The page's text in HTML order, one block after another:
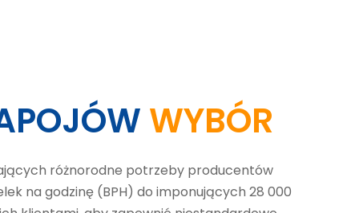
WYBÓR
różnorodne potrzeby producentów
na godzinę (BPH) do imponujących 28 000